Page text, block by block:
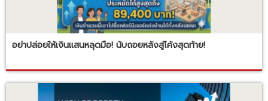
อย่าปล่อยให้เงินแสนหลุดมือ! นับถอยหลังสู่โค้งสุดท้าย!